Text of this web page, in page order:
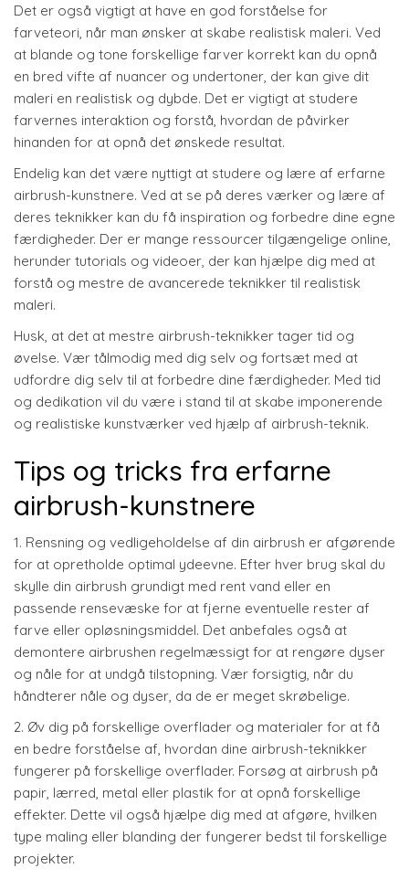
Det er også vigtigt at have en god forståelse for
farveteori, når man ønsker at skabe realistisk maleri. Ved
at blande og tone forskellige farver korrekt kan du opnå
en bred vifte af nuancer og undertoner, der kan give dit
maleri en realistisk og dybde. Det er vigtigt at studere
farvernes interaktion og forstå, hvordan de påvirker
hinanden for at opnå det ønskede resultat.
Endelig kan det være nyttigt at studere og lære af erfarne
airbrush-kunstnere. Ved at se på deres værker og lære af
deres teknikker kan du få inspiration og forbedre dine egne
færdigheder. Der er mange ressourcer tilgængelige online,
herunder tutorials og videoer, der kan hjælpe dig med at
forstå og mestre de avancerede teknikker til realistisk
maleri.
Husk, at det at mestre airbrush-teknikker tager tid og
øvelse. Vær tålmodig med dig selv og fortsæt med at
udfordre dig selv til at forbedre dine færdigheder. Med tid
og dedikation vil du være i stand til at skabe imponerende
og realistiske kunstværker ved hjælp af airbrush-teknik.
Tips og tricks fra erfarne
airbrush-kunstnere
1. Rensning og vedligeholdelse af din airbrush er afgørende
for at opretholde optimal ydeevne. Efter hver brug skal du
skylle din airbrush grundigt med rent vand eller en
passende rensevæske for at fjerne eventuelle rester af
farve eller opløsningsmiddel. Det anbefales også at
demontere airbrushen regelmæssigt for at rengøre dyser
og nåle for at undgå tilstopning. Vær forsigtig, når du
håndterer nåle og dyser, da de er meget skrøbelige.
2. Øv dig på forskellige overflader og materialer for at få
en bedre forståelse af, hvordan dine airbrush-teknikker
fungerer på forskellige overflader. Forsøg at airbrush på
papir, lærred, metal eller plastik for at opnå forskellige
effekter. Dette vil også hjælpe dig med at afgøre, hvilken
type maling eller blanding der fungerer bedst til forskellige
projekter.